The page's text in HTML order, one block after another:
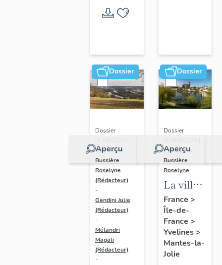
Dossier
Aperçu
Dossier
Réalisé par
Bussière
Roselyne
(Rédacteur)
-
Gandini Julie
(Rédacteur)
-
Mélandri
Magali
(Rédacteur)
-
Dossier
Aperçu
Dossier
Réalisé par
Bussière
Roselyne
La ville
de
Mantes-
la-Jolie
France >
Île-de-
France >
Yvelines>
Mantes-la-
Jolie